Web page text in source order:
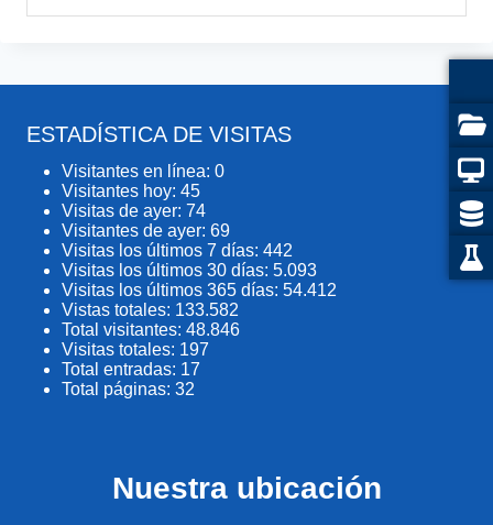
ESTADÍSTICA DE VISITAS
Visitantes en línea: 0
Visitantes hoy: 45
Visitas de ayer: 74
Visitantes de ayer: 69
Visitas los últimos 7 días: 442
Visitas los últimos 30 días: 5.093
Visitas los últimos 365 días: 54.412
Vistas totales: 133.582
Total visitantes: 48.846
Visitas totales: 197
Total entradas: 17
Total páginas: 32
Nuestra ubicación